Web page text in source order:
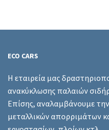
ECO CARS
Η εταιρεία μας
ανακύκλωσης παλαιών
Επίσης, αναλαμβάνουμε
μεταλλικών απορριμάτων